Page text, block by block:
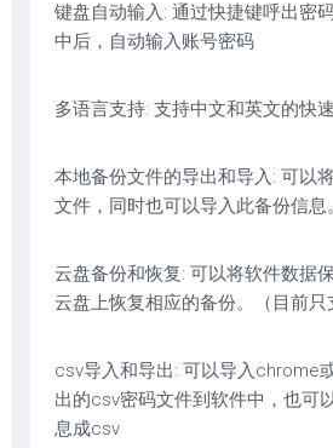
键盘自动输入: 通过快捷键呼出密
中后，自动输入账号密码
多语言支持: 支持中文和英文的快
本地备份文件的导出和导入: 可以
文件，同时也可以导入此备份信息。
云盘备份和恢复: 可以将软件数据
云盘上恢复相应的备份。（目前只
csv导入和导出: 可以导入chrome
出的csv密码文件到软件中，也可
息成csv